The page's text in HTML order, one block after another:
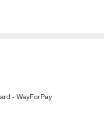
- WayForPay